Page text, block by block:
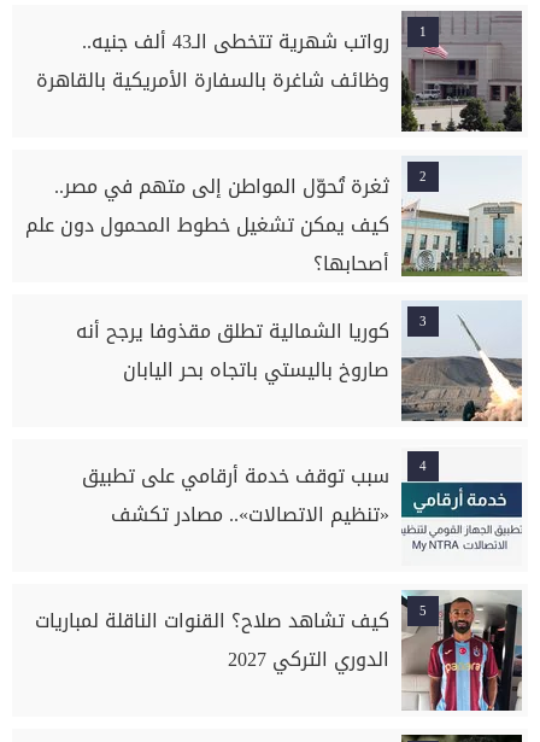
1
رواتب شهرية تتخطى الـ43 ألف جنيه..
وظائف شاغرة بالسفارة الأمريكية بالقاهرة
2
ثغرة تُحوّل المواطن إلى متهم في مصر..
كيف يمكن تشغيل خطوط المحمول دون علم
أصحابها؟
3
كوريا الشمالية تطلق مقذوفا يرجح أنه
صاروخ باليستي باتجاه بحر اليابان
4
سبب توقف خدمة أرقامي على تطبيق
«تنظيم الاتصالات».. مصادر تكشف
5
كيف تشاهد صلاح؟ القنوات الناقلة لمباريات
الدوري التركي 2027